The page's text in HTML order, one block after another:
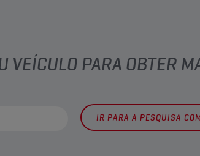
VEÍCULO PARA OBTER
IR PARA A PESQUISA